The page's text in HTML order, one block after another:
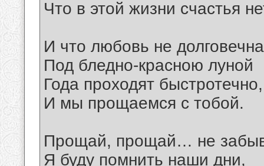
Что в этой жизни счастья
И что любовь не
Под бледно-красною луной
Года проходят быстротечно,
И мы прощаемся с тобой.
Прощай, прощай… не
Я буду помнить наши дни,